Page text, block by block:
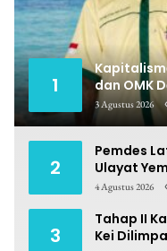
1
dan OMK
Pungli
3 Agustus 2026
2
Pemdes
Ulayat
Sengketa
4 Agustus 2026
3
Tahap II
Kei